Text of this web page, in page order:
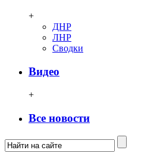
+
ДНР
ЛНР
Сводки
Видео
+
Все новости